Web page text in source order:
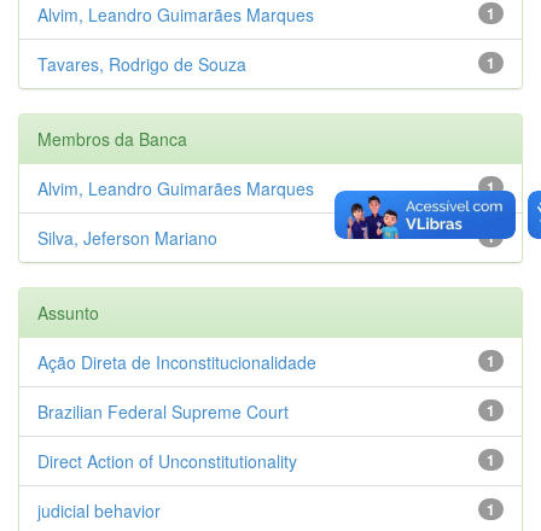
1
Alvim, Leandro Guimarães Marques
1
Tavares, Rodrigo de Souza
Membros da Banca
1
Alvim, Leandro Guimarães Marques
1
Silva, Jeferson Mariano
Assunto
1
Ação Direta de Inconstitucionalidade
1
Brazilian Federal Supreme Court
1
Direct Action of Unconstitutionality
1
judicial behavior